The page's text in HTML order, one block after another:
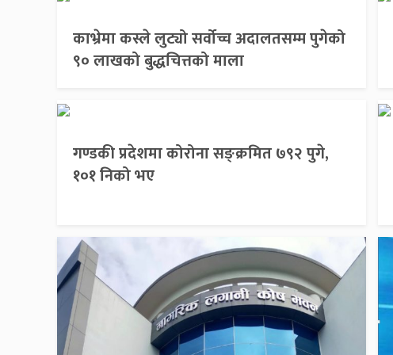
काभ्रेमा कस्ले लुट्यो सर्वोच्च अदालतसम्म पुगेको
९० लाखको बुद्धचित्तको माला
गण्डकी प्रदेशमा कोरोना सङ्क्रमित ७९२ पुगे,
१०१ निको भए